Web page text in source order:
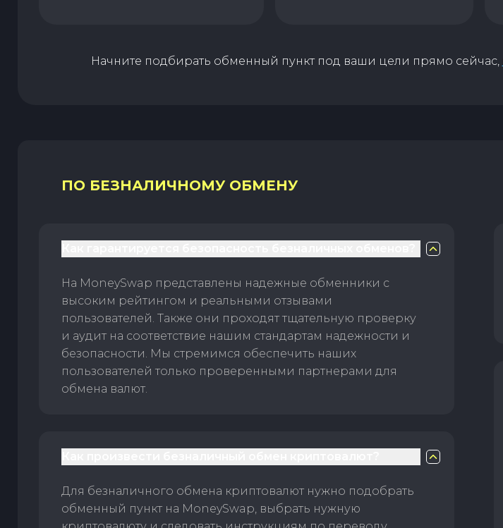
Начните подбирать обменный пункт под ваши цели прямо сейчас,
ПО БЕЗНАЛИЧНОМУ ОБМЕНУ
На MoneySwap представлены надежные обменники с
высоким рейтингом и реальными отзывами
пользователей. Также они проходят тщательную проверку
и аудит на соответствие нашим стандартам надежности и
безопасности. Мы стремимся обеспечить наших
пользователей только проверенными партнерами для
обмена валют.
Для безналичного обмена криптовалют нужно подобрать
обменный пункт на MoneySwap, выбрать нужную